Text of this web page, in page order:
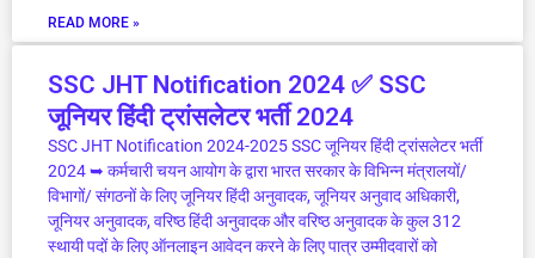
READ MORE »
SSC JHT Notification 2024 ✅ SSC
जूनियर हिंदी ट्रांसलेटर भर्ती 2024
SSC JHT Notification 2024-2025 SSC जूनियर हिंदी ट्रांसलेटर भर्ती
2024 ➥ कर्मचारी चयन आयोग के द्वारा भारत सरकार के विभिन्न मंत्रालयों/
विभागों/ संगठनों के लिए जूनियर हिंदी अनुवादक, जूनियर अनुवाद अधिकारी,
जूनियर अनुवादक, वरिष्ठ हिंदी अनुवादक और वरिष्ठ अनुवादक के कुल 312
स्थायी पदों के लिए ऑनलाइन आवेदन करने के लिए पात्र उम्मीदवारों को